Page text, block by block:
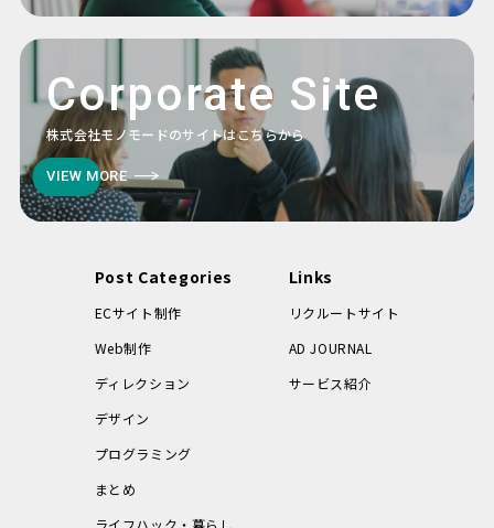
Corporate Site
株式会社モノモードのサイトはこちらから
VIEW MORE
Post Categories
ECサイト制作
Web制作
ディレクション
デザイン
プログラミング
まとめ
Links
リクルートサイト
AD JOURNAL
サービス紹介